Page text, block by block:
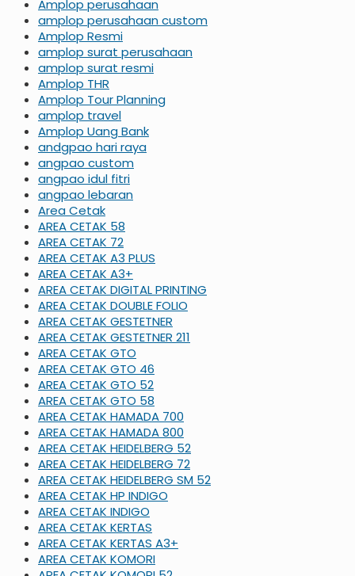
Amplop perusahaan
amplop perusahaan custom
Amplop Resmi
amplop surat perusahaan
amplop surat resmi
Amplop THR
Amplop Tour Planning
amplop travel
Amplop Uang Bank
andgpao hari raya
angpao custom
angpao idul fitri
angpao lebaran
Area Cetak
AREA CETAK 58
AREA CETAK 72
AREA CETAK A3 PLUS
AREA CETAK A3+
AREA CETAK DIGITAL PRINTING
AREA CETAK DOUBLE FOLIO
AREA CETAK GESTETNER
AREA CETAK GESTETNER 211
AREA CETAK GTO
AREA CETAK GTO 46
AREA CETAK GTO 52
AREA CETAK GTO 58
AREA CETAK HAMADA 700
AREA CETAK HAMADA 800
AREA CETAK HEIDELBERG 52
AREA CETAK HEIDELBERG 72
AREA CETAK HEIDELBERG SM 52
AREA CETAK HP INDIGO
AREA CETAK INDIGO
AREA CETAK KERTAS
AREA CETAK KERTAS A3+
AREA CETAK KOMORI